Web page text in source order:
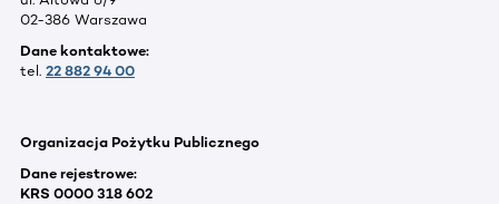
02-386 Warszawa
Dane kontaktowe:
tel. 22 882 94 00
Organizacja Pożytku Publicznego
Dane rejestrowe:
KRS 0000 318 602